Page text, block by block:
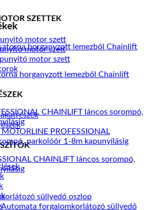
SZETTEK
motor szett
motor szett
motor szett
horganyzott lemezből Chainlift
CHAINLIFT láncos sorompó,